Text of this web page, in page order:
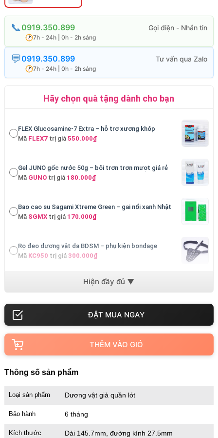
0919.350.899
7h - 24h | 0h - 2h sáng
0919.350.899
7h - 24h | 0h - 2h sáng
Hãy chọn quà tặng dành cho bạn
FLEX Glucosamine-7 Extra – hỗ trợ xương khớp
Mã FLEX7trị giá 550.000₫
Gel JUNO gốc nước 50g – bôi trơn trơn mượt giá rẻ
Mã GUNOtrị giá 180.000₫
Bao cao su Sagami Xtreme Green – gai nổi xanh Nhật
Mã SGMXtrị giá 170.000₫
Rọ đeo dương vật da BDSM – phụ kiện bondage
Mã KC950 trị giá 300.000₫
Vòng bi đeo dương vật Stay Hard – silicon giữ cương
MãVS301trị giá200.000₫
MãVS302trị giá200.000₫
THÊM VÀO GIỎ
Thông số sản phẩm
Loại sản phẩm Dương vật giả quần lót
Bảo hành 6 tháng
Kích thước Dài 145.7mm, đường kính 27.5mm